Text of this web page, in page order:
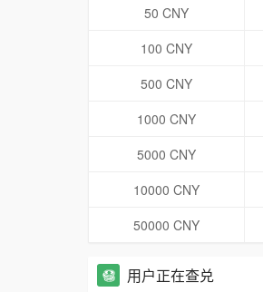
50 CNY
100 CNY
500 CNY
1000 CNY
5000 CNY
10000 CNY
50000 CNY
用户正在查兑